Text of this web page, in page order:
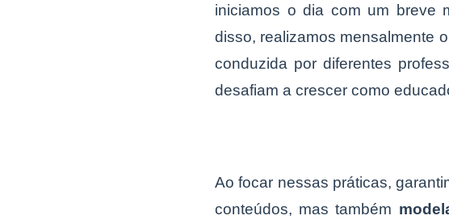
iniciamos o dia com um breve
disso, realizamos mensalmente
conduzida por diferentes
desafiam a crescer como
Ao focar nessas práticas,
conteúdos, mas também